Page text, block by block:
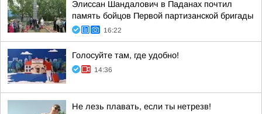
Элиссан Шандалович в Паданах почтил
память бойцов Первой партизанской бригады
16:22
Голосуйте там, где удобно!
14:36
Не лезь плавать, если ты нетрезв!